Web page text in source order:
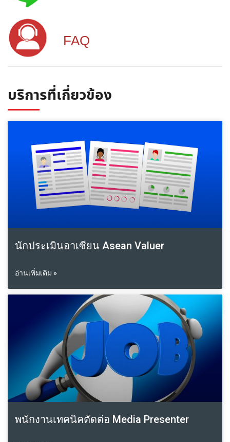
FAQ
บริการที่เกี่ยวข้อง
นักประเมินอาเซียน Asean Valuer
อ่านเพิ่มเติม »
พนักงานเทคนิคตัดต่อ Media Presenter